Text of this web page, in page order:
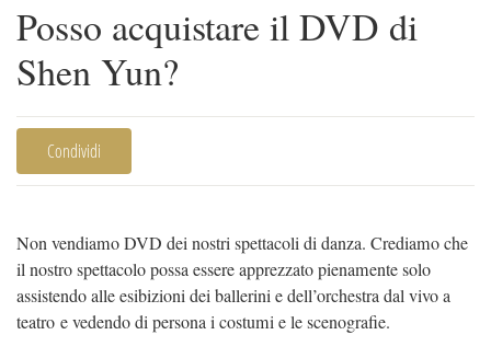
Posso acquistare il DVD di
Shen Yun?
Condividi
Non vendiamo DVD dei nostri spettacoli di danza. Crediamo che
il nostro spettacolo possa essere apprezzato pienamente solo
assistendo alle esibizioni dei ballerini e dell’orchestra dal vivo a
teatro e vedendo di persona i costumi e le scenografie.